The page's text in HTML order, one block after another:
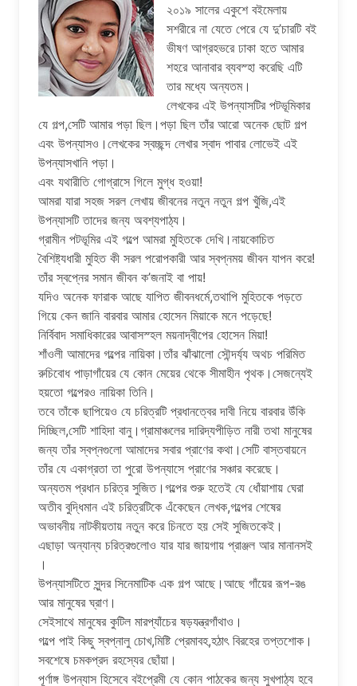
২০১৯ সালের একুশে বইমেলায়
সশরীরে না যেতে পেরে যে দু’চারটি বই
ভীষণ আগ্রহভরে ঢাকা হতে আমার
শহরে আনাবার ব্যবস্হা করেছি এটি
তার মধ্যে অন্যতম।
লেখকের এই উপন্যাসটির পটভূমিকার
যে গল্প,সেটি আমার পড়া ছিল।পড়া ছিল তাঁর আরো অনেক ছোট গল্প
এবং উপন্যাসও।লেখকের স্বচ্ছন্দ লেখার স্বাদ পাবার লোভেই এই
উপন্যাসখানি পড়া।
এবং যথারীতি গোগ্রাসে গিলে মুগ্ধ হওয়া!
আমরা যারা সহজ সরল লেখায় জীবনের নতুন নতুন গল্প খুঁজি,এই
উপন্যাসটি তাদের জন্য অবশ্যপাঠ্য।
গ্রামীন পটভূমির এই গল্পে আমরা মুহিতকে দেখি।নায়কোচিত
বৈশিষ্ট্যধারী মুহিত কী সরল পরোপকারী আর স্বপ্নময় জীবন যাপন করে!
তাঁর স্বপ্নের সমান জীবন ক’জনাই বা পায়!
যদিও অনেক ফারাক আছে যাপিত জীবনধর্মে,তথাপি মুহিতকে পড়তে
গিয়ে কেন জানি বারবার আমার হোসেন মিয়াকে মনে পড়েছে!
নির্বিবাদ সমাধিকারের আবাসস্হল ময়নাদ্বীপের হোসেন মিয়া!
শাঁওলী আমাদের গল্পের নায়িকা।তাঁর ঝাঁঝালো সৌন্দর্য্য অথচ পরিমিত
রুচিবোধ পাড়াগাঁয়ের যে কোন মেয়ের থেকে সীমাহীন পৃথক।সেজন্যেই
হয়তো গল্পেরও নায়িকা তিনি।
তবে তাঁকে ছাপিয়েও যে চরিত্রটি প্রধানত্বের দাবী নিয়ে বারবার উঁকি
দিচ্ছিল,সেটি শাহিদা বানু।গ্রামাঞ্চলের দারিদ্যপীড়িত নারী তথা মানুষের
জন্য তাঁর স্বপ্নগুলো আমাদের সবার প্রাণের কথা।সেটি বাস্তবায়নে
তাঁর যে একাগ্রতা তা পুরো উপন্যাসে প্রাণের সঞ্চার করেছে।
অন্যতম প্রধান চরিত্র সুজিত।গল্পের শুরু হতেই যে ধোঁয়াশায় ঘেরা
অতীব বুদ্ধিমান এই চরিত্রটিকে এঁকেছেন লেখক,গল্পের শেষের
অভাবনীয় নাটকীয়তায় নতুন করে চিনতে হয় সেই সুজিতকেই।
এছাড়া অন্যান্য চরিত্রগুলোও যার যার জায়গায় প্রাঞ্জল আর মানানসই
।
উপন্যাসটিতে সুন্দর সিনেমাটিক এক গল্প আছে।আছে গাঁয়ের রূপ-রঙ
আর মানুষের ঘ্রাণ।
সেইসাথে মানুষের কুটিল মারপ্যাঁচের ষড়যন্ত্রগাঁথাও।
গল্পে পাই কিছু স্বপ্নালু চোখ,মিষ্টি প্রেমাবহ,হঠাৎ বিরহের তপ্তশোক।
সবশেষে চমকপ্রদ রহস্যের ছোঁয়া।
পূর্ণাঙ্গ উপন্যাস হিসেবে বইপ্রেমী যে কোন পাঠকের জন্য সুখপাঠ্য হবে